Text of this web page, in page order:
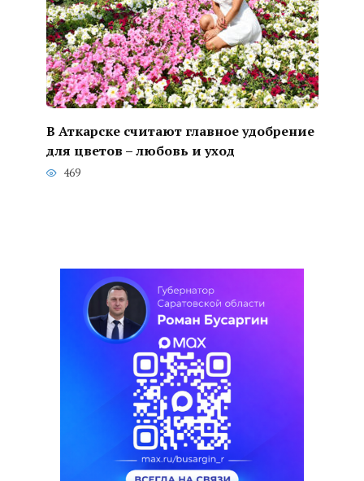
В Аткарске считают главное удобрение
для цветов – любовь и уход
469